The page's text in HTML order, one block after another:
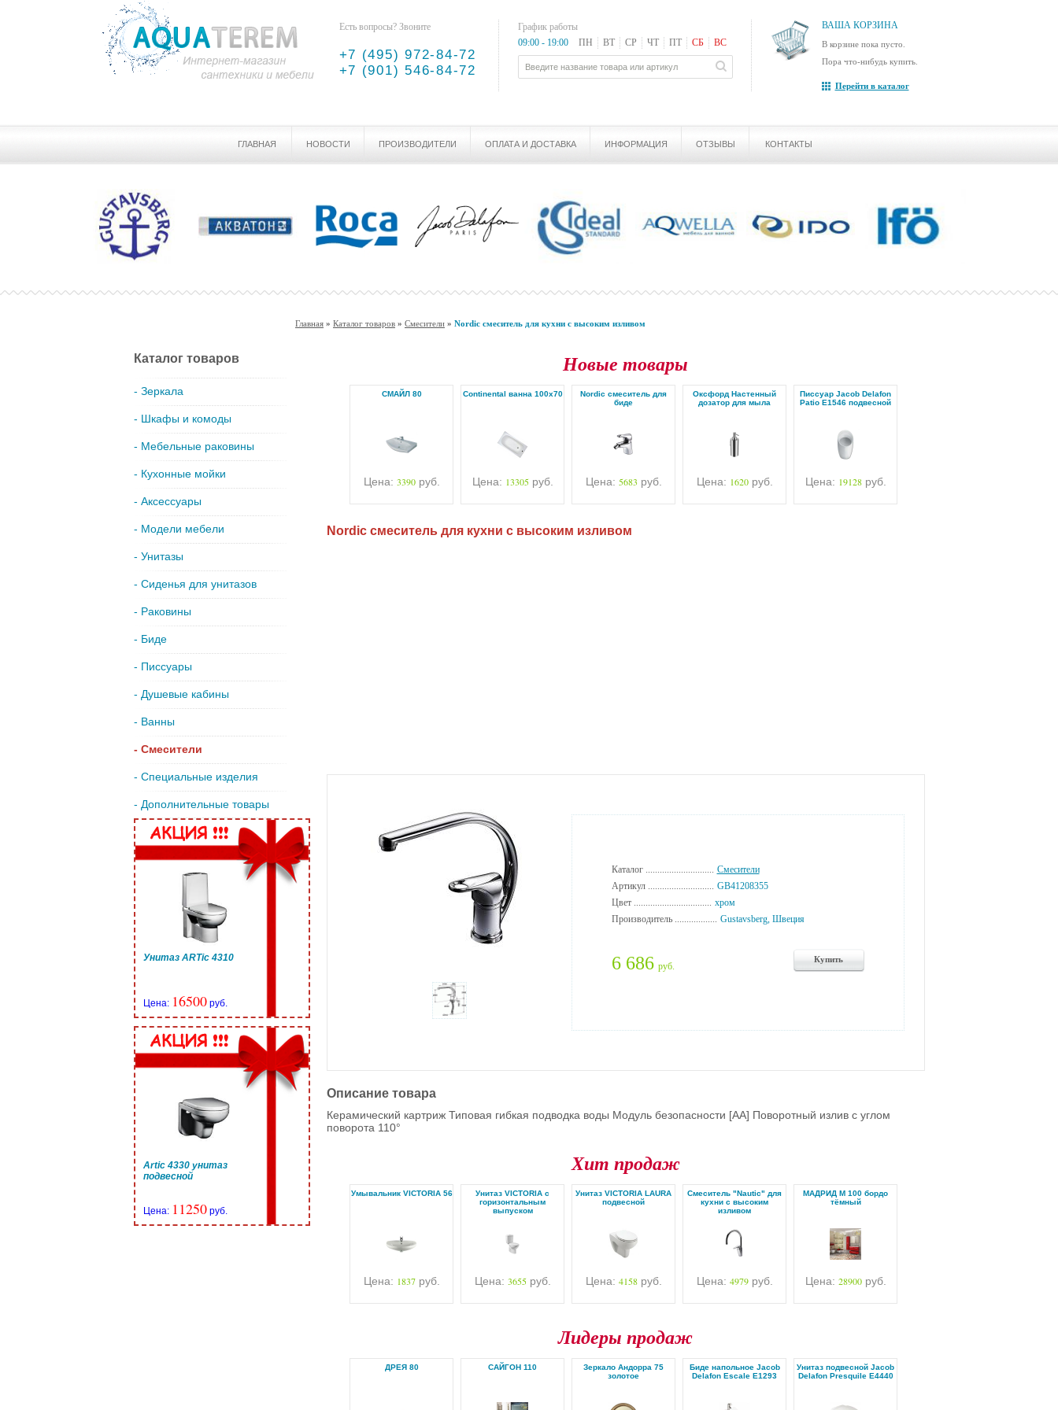
Есть вопросы? Звоните
+7 (495) 972-84-72
+7 (901) 546-84-72
График работы
09:00 - 19:00
ПН ВТ СР ЧТ ПТ СБ ВС
ВАША КОРЗИНА
В корзине пока пусто.
Пора что-нибудь купить.
Перейти в каталог
ГЛАВНАЯ НОВОСТИ ПРОИЗВОДИТЕЛИ ОПЛАТА И ДОСТАВКА ИНФОРМАЦИЯ ОТЗЫВЫ КОНТАКТЫ
Главная » Каталог товаров » Смесители » Nordic смеситель для кухни с высоким изливом
Каталог товаров
- Зеркала
- Шкафы и комоды
- Мебельные раковины
- Кухонные мойки
- Аксессуары
- Модели мебели
- Унитазы
- Сиденья для унитазов
- Раковины
- Биде
- Писсуары
- Душевые кабины
- Ванны
- Смесители
- Специальные изделия
- Дополнительные товары
Унитаз ARTic 4310
Цена: 16500руб.
Artic 4330 унитаз
подвесной
Цена: 11250руб.
Новые товары
СМАЙЛ 80
Цена: 3390руб.
Continental ванна 100х70
Цена: 13305руб.
Nordic смеситель для
биде
Цена: 5683 руб.
Оксфорд Настенный
дозатор для мыла
Цена: 1620руб.
Писсуар Jacob Delafon
Patio E1546 подвесной
Цена: 19128руб.
Nordic смеситель для кухни с высоким изливом
Каталог ............................. Смесители
Артикул ............................ GB41208355
Цвет ................................. хром
Производитель .................. Gustavsberg, Швеция
6 686 руб.
Купить
Описание товара
Керамический картриж Типовая гибкая подводка воды Модуль безопасности [AA] Поворотный излив с углом
поворота 110°
Хит продаж
Умывальник VICTORIA 56
Цена: 1837руб.
Унитаз VICTORIA с
горизонтальным
выпуском
Цена: 3655руб.
Унитаз VICTORIA LAURA
подвесной
Цена: 4158руб.
Cмеситель "Nautic" для
кухни с высоким
изливом
Цена: 4979руб.
МАДРИД М 100 бордо
тёмный
Цена: 28900руб.
Лидеры продаж
ДРЕЯ 80 САЙГОН 110
Зеркало Андорра 75
золотое
Биде напольное Jacob
Delafon Escale E1293
Унитаз подвесной Jacob
Delafon Presquile E4440